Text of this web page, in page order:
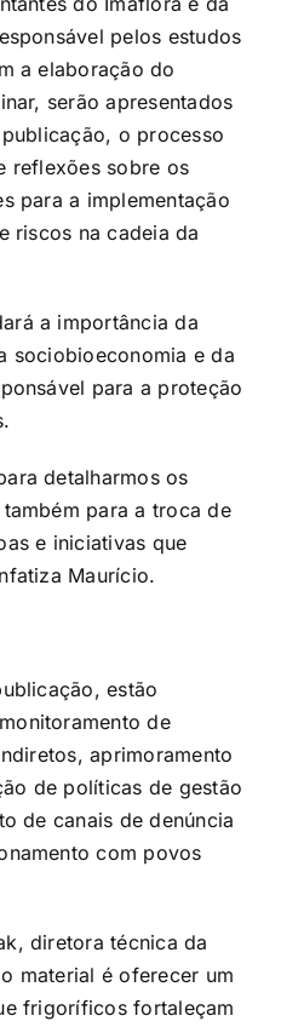
pelos estudos
a elaboração do
serão apresentados
o processo
reflexões sobre os
para a implementação
riscos na cadeia da
a importância da
sociobioeconomia e da
para a proteção
detalharmos os
para a troca de
e iniciativas que
Maurício.
estão
de
aprimoramento
de políticas de gestão
de canais de denúncia
com povos
diretora técnica da
material é oferecer um
frigoríficos fortaleçam